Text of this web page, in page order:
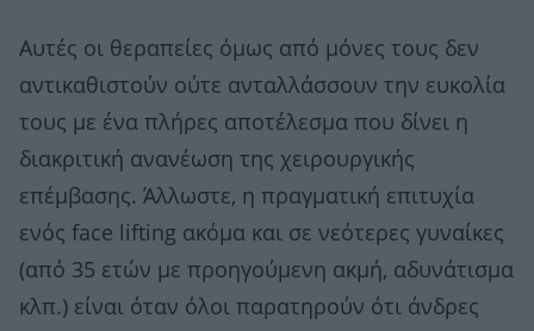
Αυτές οι θεραπείες όμως από μόνες τους δεν
αντικαθιστούν ούτε ανταλλάσσουν την ευκολία
τους με ένα πλήρες αποτέλεσμα που δίνει η
διακριτική ανανέωση της χειρουργικής
επέμβασης. Άλλωστε, η πραγματική επιτυχία
ενός face lifting ακόμα και σε νεότερες γυναίκες
(από 35 ετών με προηγούμενη ακμή, αδυνάτισμα
κλπ.) είναι όταν όλοι παρατηρούν ότι άνδρες